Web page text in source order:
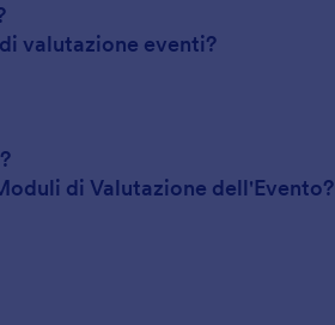
valutazione eventi?
di Valutazione dell'Evento?